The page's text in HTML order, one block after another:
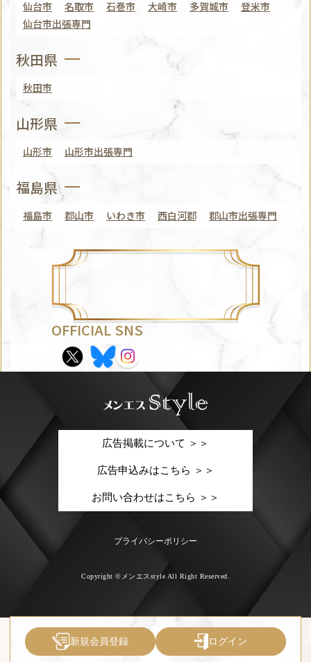
仙台市 名取市 石巻市 大崎市 多賀城市
登米市
仙台市出張専門
秋田県
秋田市
山形県
山形市 山形市出張専門
福島県
福島市 郡山市 いわき市 西白河郡 郡山市出張専門
OFFICIAL SNS
新規会員登録 ログイン
広告掲載について ＞＞
広告申込みはこちら ＞＞
お問い合わせはこちら ＞＞
プライバシーポリシー
Copyright ©メンエスstyle All Right Reserved.